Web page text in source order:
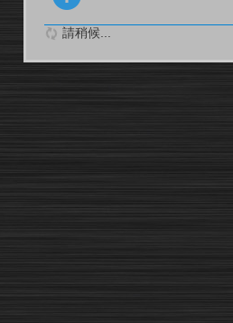
請稍候...